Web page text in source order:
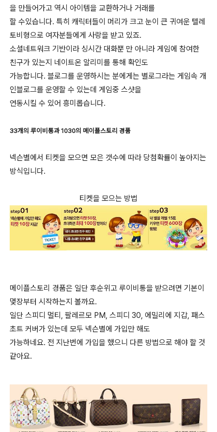
을 만들어가고 역시 아이템을 교환하거나 거래를
할 수있습니다. 특히 캐릭터들이 머리가 크고 눈이 큰 귀여운 텔레
토비형으로 여자분들에게 사랑을 받고 있죠.
소셜네트워크 기반이라 싱시간 대화뿐 만 아니라 게임에 참여한
친구가 있는지 네이트온 알리미를 통해 확인도
가능합니다. 블로그를 운영하시는 분에게는 별로그라는 게임속 개
인블로그를 운영할 수 있는데 게임중 스샷을
연동시킬 수 있어 흥미롭습니다.
33개의 루이비통과 1030의 메이플스토리 경품
넥슨별에서 티켓을 모으면 모은 갯수에 따라 당첨확률이 높아지는
방식입니다.
티켓을 모으는 방법
메이플스토리 경품은 일단 후순위고 루이비통을 받으려면 기본이
몇장부터 시작하는지 볼까요.
일단 스피디 멀티, 팔레르모 PM, 스피디 30, 에밀리에 지갑, 패스
초트 커버가 있는데 모두 넥슨별에 가입만 해도
가능하네요. 전 지난번에 가입을 했으니 다른 방법으로 해야 할 것
같아요.